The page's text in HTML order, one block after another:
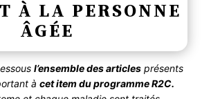
À LA PERSONNE
ÂGÉE
l’ensemble des articlesprésents
à cet item du programme R2C.